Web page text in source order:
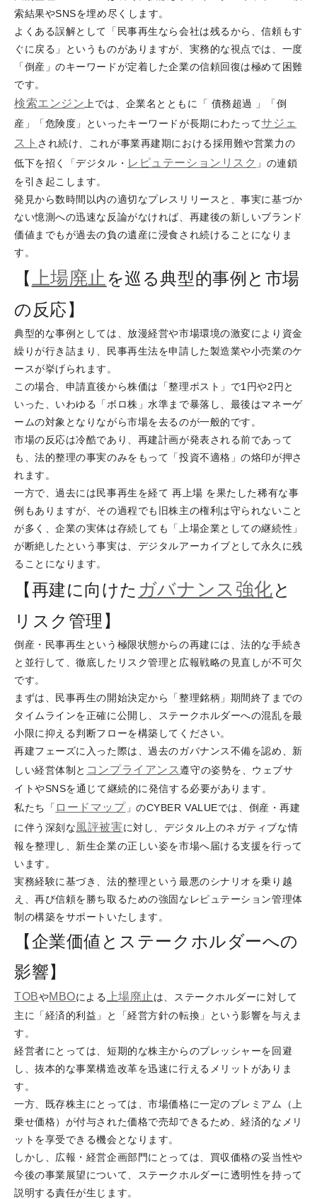
索結果やSNSを埋め尽くします。
よくある誤解として「民事再生なら会社は残るから、信頼もす
ぐに戻る」というものがありますが、実務的な視点では、一度
「倒産」のキーワードが定着した企業の信頼回復は極めて困難
です。
検索エンジン 上では、企業名とともに「 債務超過 」「倒
産」「危険度」といったキーワードが長期にわたってサジェ
スト され続け、これが事業再建期における採用難や営業力の
低下を招く「デジタル・ レピュテーションリスク 」の連鎖
を引き起こします。
発見から数時間以内の適切なプレスリリースと、事実に基づか
ない憶測への迅速な反論がなければ、再建後の新しいブランド
価値までもが過去の負の遺産に浸食され続けることになりま
す。
【上場廃止を巡る典型的事例と市場
の反応】
典型的な事例としては、放漫経営や市場環境の激変により資金
繰りが行き詰まり、民事再生法を申請した製造業や小売業のケ
ースが挙げられます。
この場合、申請直後から株価は「整理ポスト」で1円や2円と
いった、いわゆる「ボロ株」水準まで暴落し、最後はマネーゲ
ームの対象となりながら市場を去るのが一般的です。
市場の反応は冷酷であり、再建計画が発表される前であって
も、法的整理の事実のみをもって「投資不適格」の烙印が押さ
れます。
一方で、過去には民事再生を経て 再上場 を果たした稀有な事
例もありますが、その過程でも旧株主の権利は守られないこと
が多く、企業の実体は存続しても「上場企業としての継続性」
が断絶したという事実は、デジタルアーカイブとして永久に残
ることになります。
【再建に向けた ガバナンス強化と
リスク管理】
倒産・民事再生という極限状態からの再建には、法的な手続き
と並行して、徹底したリスク管理と広報戦略の見直しが不可欠
です。
まずは、民事再生の開始決定から「整理銘柄」期間終了までの
タイムラインを正確に公開し、ステークホルダーへの混乱を最
小限に抑える判断フローを構築してください。
再建フェーズに入った際は、過去のガバナンス不備を認め、新
しい経営体制と コンプライアンス遵守の姿勢を、ウェブサ
イトやSNSを通じて継続的に発信する必要があります。
私たち「 ロードマップ 」のCYBER VALUEでは、倒産・再建
に伴う深刻な風評被害に対し、デジタル上のネガティブな情
報を整理し、新生企業の正しい姿を市場へ届ける支援を行って
います。
実務経験に基づき、法的整理という最悪のシナリオを乗り越
え、再び信頼を勝ち取るための強固なレピュテーション管理体
制の構築をサポートいたします。
【企業価値とステークホルダーへの
影響】
TOBやMBOによる 上場廃止 は、ステークホルダーに対して
主に「経済的利益」と「経営方針の転換」という影響を与えま
す。
経営者にとっては、短期的な株主からのプレッシャーを回避
し、抜本的な事業構造改革を迅速に行えるメリットがありま
す。
一方、既存株主にとっては、市場価格に一定のプレミアム（上
乗せ価格）が付与された価格で売却できるため、経済的なメリ
ットを享受できる機会となります。
しかし、広報・経営企画部門にとっては、買収価格の妥当性や
今後の事業展望について、ステークホルダーに透明性を持って
説明する責任が生じます。